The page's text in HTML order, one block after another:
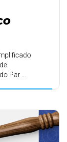
Par ...